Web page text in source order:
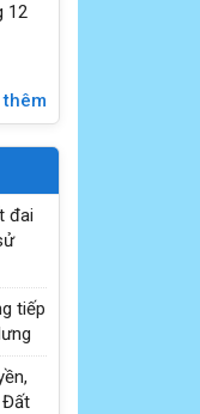
12
thêm
đai
tiếp
Đất
quy